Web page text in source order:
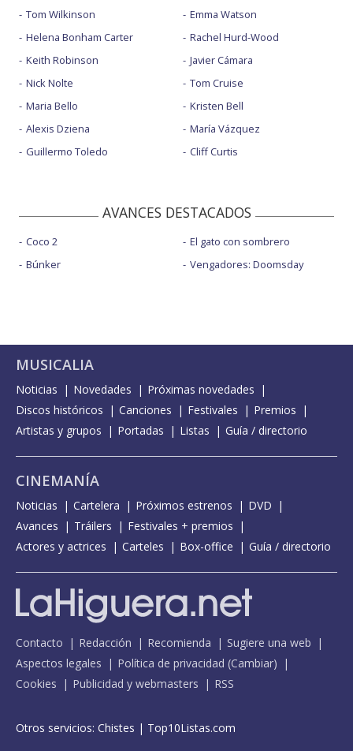
Tom Wilkinson
Helena Bonham Carter
Keith Robinson
Nick Nolte
Maria Bello
Alexis Dziena
Guillermo Toledo
Emma Watson
Rachel Hurd-Wood
Javier Cámara
Tom Cruise
Kristen Bell
María Vázquez
Cliff Curtis
AVANCES DESTACADOS
Coco 2
Búnker
El gato con sombrero
Vengadores: Doomsday
MUSICALIA
Noticias Novedades
Próximas novedades
Discos históricos
Canciones Festivales
Premios
Artistas y grupos
Portadas Listas Guía / directorio
CINEMANÍA
Noticias Cartelera Próximos estrenos
DVD
Avances
Tráilers
Festivales + premios
Actores y actrices
Carteles Box-office Guía / directorio
Contacto Redacción Recomienda
Sugiere una web
Aspectos legales
Política de privacidad (Cambiar)
Cookies
Publicidad y webmasters RSS
Otros servicios: Chistes | Top10Listas.com